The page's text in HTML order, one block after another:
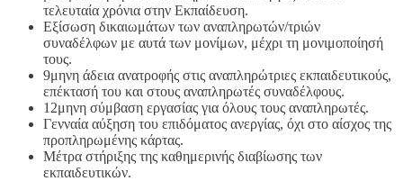
τελευταία χρόνια στην Εκπαίδευση.
Εξίσωση δικαιωμάτων των αναπληρωτών/τριών
συναδέλφων με αυτά των μονίμων, μέχρι τη μονιμοποίησή
τους.
9μηνη άδεια ανατροφής στις αναπληρώτριες εκπαιδευτικούς,
επέκτασή του και στους αναπληρωτές συναδέλφους.
12μηνη σύμβαση εργασίας για όλους τους αναπληρωτές.
Γενναία αύξηση του επιδόματος ανεργίας, όχι στο αίσχος της
προπληρωμένης κάρτας.
Μέτρα στήριξης της καθημερινής διαβίωσης των
εκπαιδευτικών.